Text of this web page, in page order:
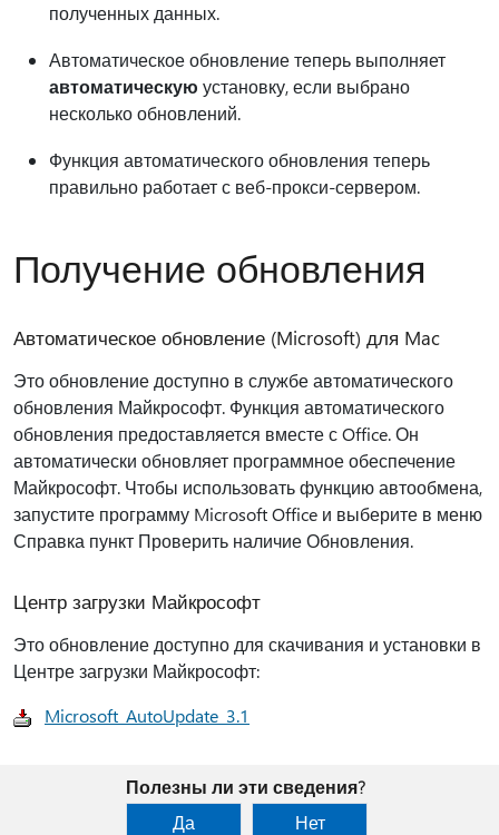
полученных данных.
Автоматическое обновление теперь выполняет
автоматическую установку, если выбрано
несколько обновлений.
Функция автоматического обновления теперь
правильно работает с веб-прокси-сервером.
Получение обновления
Автоматическое обновление (Microsoft) для Mac
Это обновление доступно в службе автоматического
обновления Майкрософт. Функция автоматического
обновления предоставляется вместе с Office. Он
автоматически обновляет программное обеспечение
Майкрософт. Чтобы использовать функцию автообмена,
запустите программу Microsoft Office и выберите в меню
Справка пункт Проверить наличие Обновления.
Центр загрузки Майкрософт
Это обновление доступно для скачивания и установки в
Центре загрузки Майкрософт:
Microsoft_AutoUpdate_3.1
Полезны ли эти сведения?
Да
Нет